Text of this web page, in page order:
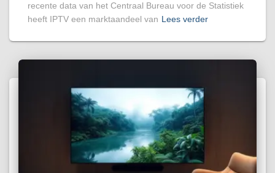
recente data van het Centraal Bureau voor de Statistiek
heeft IPTV een marktaandeel van Lees verder